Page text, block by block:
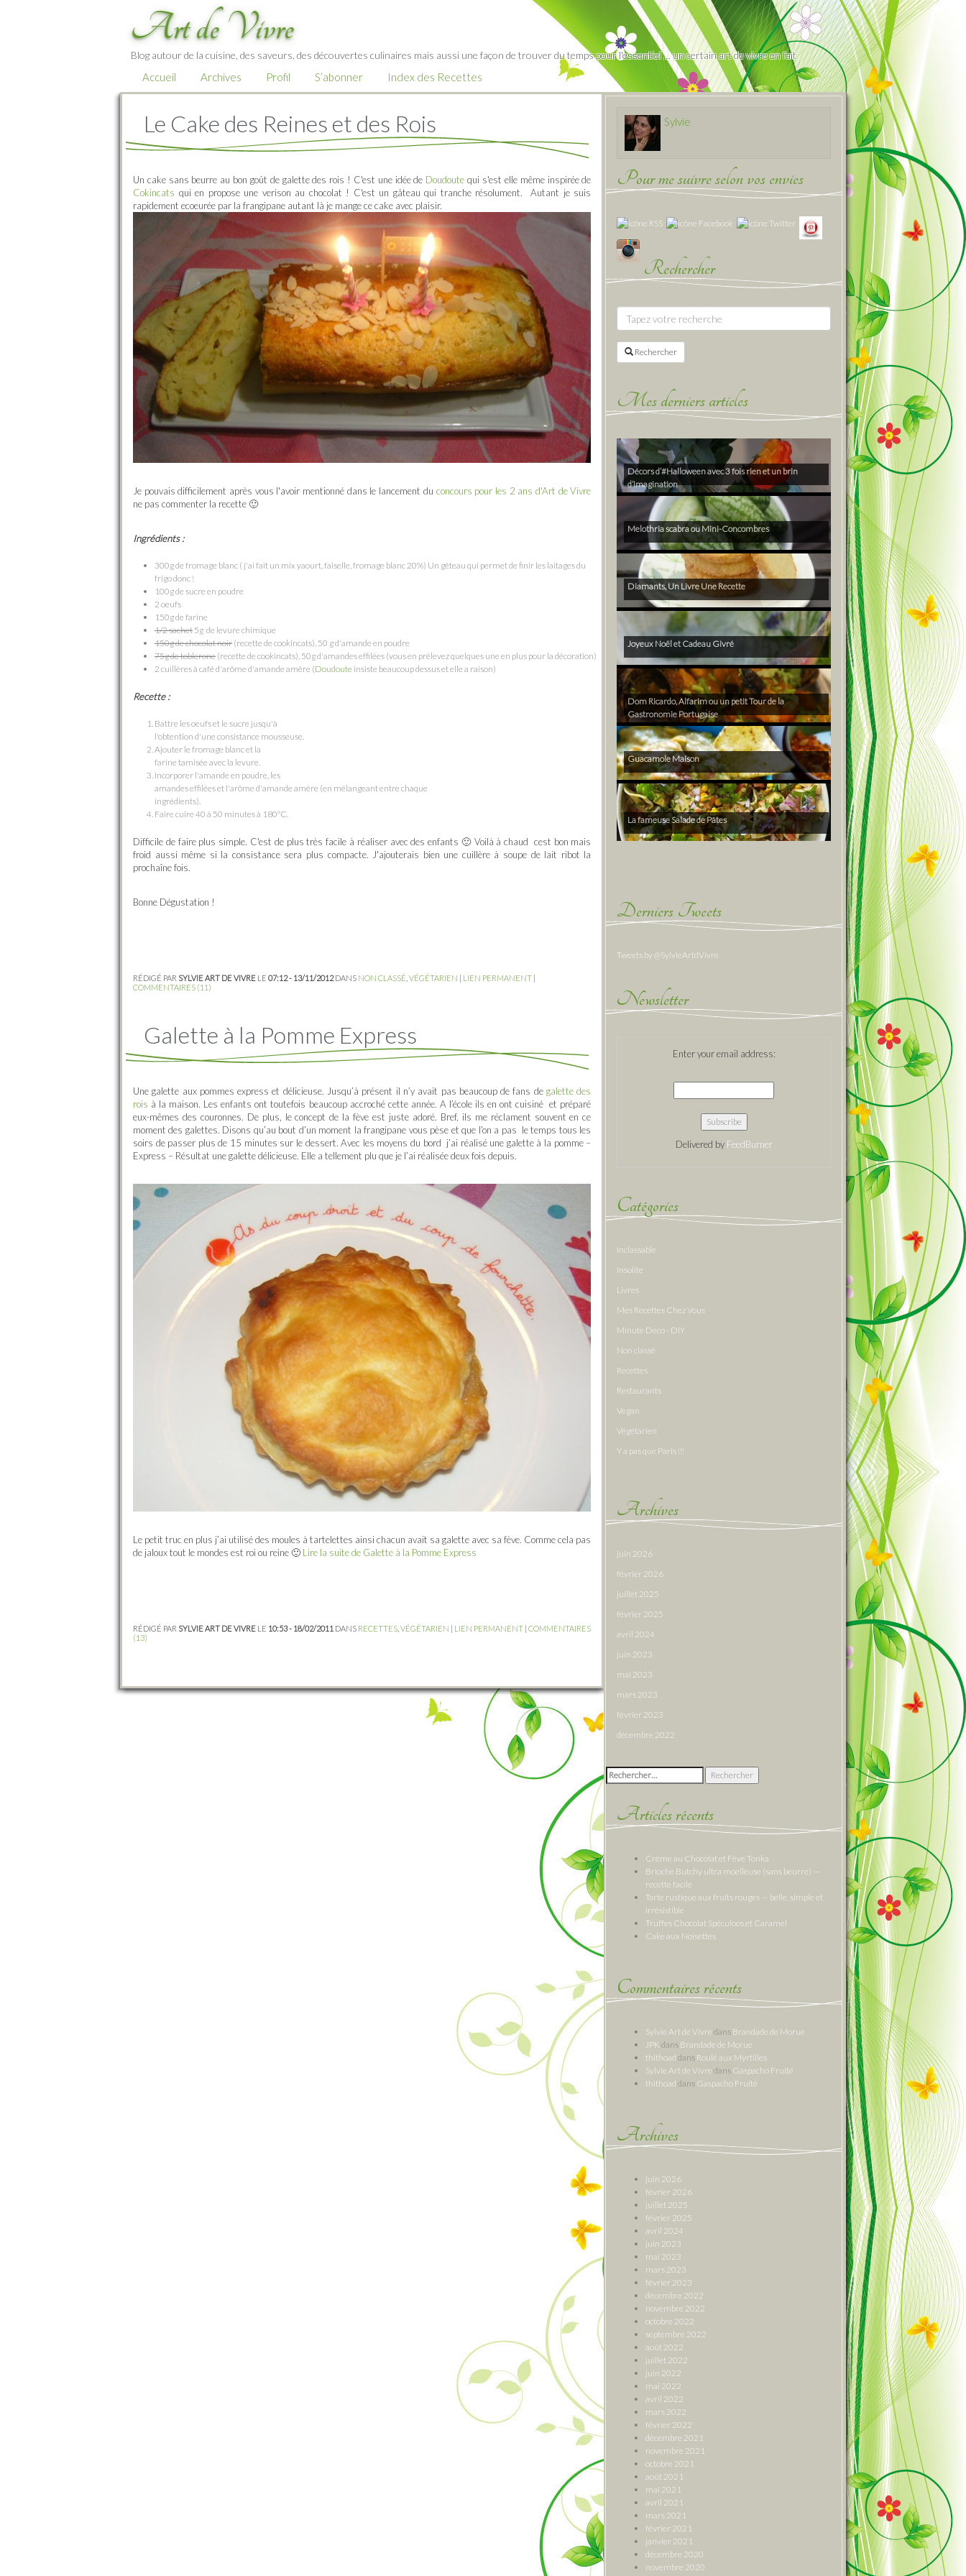
Art de Vivre
Blog autour de la cuisine, des saveurs, des découvertes culinaires mais aussi une façon de trouver du temps pour l'essentiel … un certain art de vivre en fait
Accueil Archives Profil S’abonner Index des Recettes
Le Cake des Reines et des Rois
Un cake sans beurre au bon goût de galette des rois ! C'est une idée de Doudoute qui s'est elle même inspirée de
Cokincats qui en propose une verison au chocolat ! C'est un gâteau qui tranche résolument. Autant je suis
rapidement ecoeurée par la frangipane autant là je mange ce cake avec plaisir.
Je pouvais difficilement après vous l'avoir mentionné dans le lancement du concours pour les 2 ans d'Art de Vivre
ne pas commenter la recette 🙂
Ingrédients :
300g de fromage blanc ( j'ai fait un mix yaourt, faiselle, fromage blanc 20%) Un gêteau qui permet de finir les laitages du
frigo donc !
100g de sucre en poudre
2 oeufs
150g de farine
1/2 sachet 5g de levure chimique
150g de chocolat noir (recette de cookincats), 50 g d'amande en poudre
75g de toblerone (recette de cookincats), 50g d'amandes effilées (vous en prélevez quelques une en plus pour la décoration)
2 cuillères à café d'arôme d'amande amère (Doudoute insiste beaucoup dessus et elle a raison)
Recette :
Battre les oeufs et le sucre jusqu'à
l'obtention d'une consistance mousseuse.
Ajouter le fromage blanc et la
farine tamisée avec la levure.
Incorporer l'amande en poudre, les
amandes effilées et l'arôme d'amande amère (en mélangeant entre chaque
ingrédients).
Faire cuire 40 à 50 minutes à 180°C.
Difficile de faire plus simple. C'est de plus très facile à réaliser avec des enfants 🙂 Voilà à chaud cest bon mais
froid aussi même si la consistance sera plus compacte. J'ajouterais bien une cuillère à soupe de lait ribot la
prochaîne fois.
Bonne Dégustation !
RÉDIGÉ PAR SYLVIE ART DE VIVRE LE 07:12 - 13/11/2012DANS NON CLASSÉ VÉGÉTARIEN | LIEN PERMANENT |
COMMENTAIRES (11)
Galette à la Pomme Express
Une galette aux pommes express et délicieuse. Jusqu’à présent il n’y avait pas beaucoup de fans degalette des
rois à la maison. Les enfants ont toutefois beaucoup accroché cette année. A l’école ils en ont cuisiné et préparé
eux-mêmes des couronnes. De plus, le concept de la fève est juste adoré. Bref, ils me réclament souvent en ce
moment des galettes. Disons qu’au bout d’un moment la frangipane vous pèse et que l’on a pas le temps tous les
soirs de passer plus de 15 minutes sur le dessert. Avec les moyens du bord j’ai réalisé une galette à la pomme –
Express – Résultat une galette délicieuse. Elle a tellement plu que je l’ai réalisée deux fois depuis.
Le petit truc en plus j’ai utilisé des moules à tartelettes ainsi chacun avait sa galette avec sa fève. Comme cela pas
de jaloux tout le mondes est roi ou reine 🙂Lire la suite de Galette à la Pomme Express
RÉDIGÉ PAR SYLVIE ART DE VIVRE LE 10:53 - 18/02/2011 DANS RECETTES VÉGÉTARIEN | LIEN PERMANENT | COMMENTAIRES
(13)
Sylvie
Pour me suivre selon vos envies
Rechercher
Rechercher
Mes derniers articles
Décors d’#Halloween avec 3 fois rien et un brin
d’imagination
Melothria scabra ou Mini-Concombres
Diamants, Un Livre Une Recette
Joyeux Noël et Cadeau Givré
Dom Ricardo, Alfarim ou un petit Tour de la
Gastronomie Portugaise
Guacamole Maison
La fameuse Salade de Pâtes
Derniers Tweets
Tweets by @SylvieArtdVivre
Newsletter
Enter your email address:
Delivered by FeedBurner
Catégories
Inclassable
Insolite
Livres
Mes Recettes Chez Vous
Minute Deco - DIY
Non classé
Recettes
Restaurants
Vegan
Végétarien
Y a pas que Paris !!!
Archives
juin 2026
février 2026
juillet 2025
février 2025
avril 2024
juin 2023
mai 2023
mars 2023
février 2023
décembre 2022
Rechercher :
Articles récents
Crème au Chocolat et Fève Tonka
Brioche Butchy ultra moelleuse (sans beurre) —
recette facile
Tarte rustique aux fruits rouges — belle, simple et
irrésistible
Truffes Chocolat Spéculoos et Caramel
Cake aux Noisettes
Commentaires récents
Sylvie Art de Vivre dans Brandade de Morue
JPK dans Brandade de Morue
thithoad dans Roulé aux Myrtilles
Sylvie Art de Vivre dans Gaspacho Fruité
thithoad dans Gaspacho Fruité
Archives
juin 2026
février 2026
juillet 2025
février 2025
avril 2024
juin 2023
mai 2023
mars 2023
février 2023
décembre 2022
novembre 2022
octobre 2022
septembre 2022
août 2022
juillet 2022
juin 2022
mai 2022
avril 2022
mars 2022
février 2022
décembre 2021
novembre 2021
octobre 2021
août 2021
mai 2021
avril 2021
mars 2021
février 2021
janvier 2021
décembre 2020
novembre 2020